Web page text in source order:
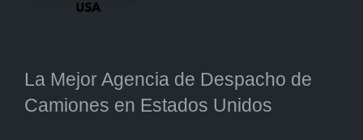
La Mejor Agencia de Despacho de
Camiones en Estados Unidos